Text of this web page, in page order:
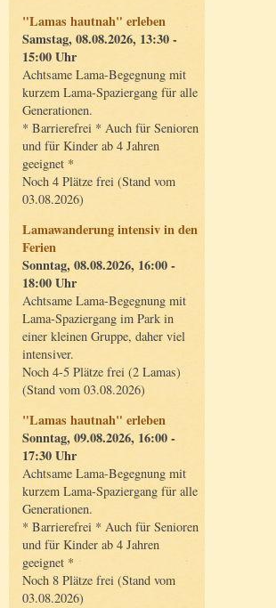
"Lamas hautnah" erleben
Samstag, 08.08.2026, 13:30 -
15:00 Uhr
Achtsame Lama-Begegnung mit
kurzem Lama-Spaziergang für alle
Generationen.
* Barrierefrei * Auch für Senioren
und für Kinder ab 4 Jahren
geeignet *
Noch 4 Plätze frei (Stand vom
03.08.2026)
Lamawanderung intensiv in den
Ferien
Sonntag, 08.08.2026, 16:00 -
18:00 Uhr
Achtsame Lama-Begegnung mit
Lama-Spaziergang im Park in
einer kleinen Gruppe, daher viel
intensiver.
Noch 4-5 Plätze frei (2 Lamas)
(Stand vom 03.08.2026)
"Lamas hautnah" erleben
Sonntag, 09.08.2026, 16:00 -
17:30 Uhr
Achtsame Lama-Begegnung mit
kurzem Lama-Spaziergang für alle
Generationen.
* Barrierefrei * Auch für Senioren
und für Kinder ab 4 Jahren
geeignet *
Noch 8 Plätze frei (Stand vom
03.08.2026)